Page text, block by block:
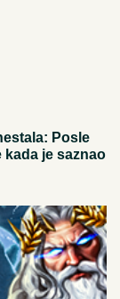
Posle
kada je saznao